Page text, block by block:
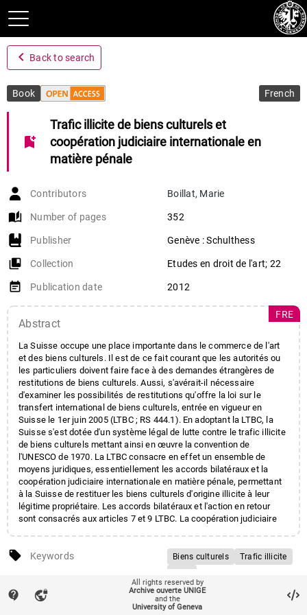
navigate_before Back to search
Book French
bookmark_add
Trafic illicite de biens culturels et
coopération judiciaire internationale en
matière pénale
Contributors Boillat, Marie
auto_stories Number of pages 352
Publisher Genève : Schulthess
collections_bookmark Collection Etudes en droit de l'art; 22
event_note Publication date 2012
Abstract
La Suisse occupe une place importante dans le commerce de l'art
et des biens culturels. Il est de ce fait courant que les autorités ou
les particuliers doivent faire face à des demandes étrangères de
restitutions de biens culturels. Aussi, s'avérait-il nécessaire
d'examiner les possibilités de restitutions qu'offre la loi sur le
transfert international de biens culturels, entrée en vigueur en
Suisse le 1er juin 2005 (LTBC ; RS 444.1). En adoptant la LTBC, la
Suisse s'est dotée d'un système légal de lutte contre le trafic illicite
de biens culturels mettant ainsi en œuvre la convention de
l'UNESCO de 1970. La LTBC consacre en effet un ensemble de
moyens juridiques, essentiellement les accords bilatéraux et la
coopération judiciaire internationale en matière pénale, permettant
à la Suisse de restituer les biens culturels d'origine illicite à leur
légitime propriétaire. Les accords bilatéraux et l'action en retour
sont consacrés aux articles 7 et 9 LTBC. La coopération judiciaire
le trafic illicite de biens culturels grâce à la création d'infractions
pénales portant spécifiquement sur les biens culturels. L'objectif
général de cette étude est donc d'une part, d'analyser dans quelle
mesure les moyens mis en place par la LTBC sont propres à lutter
contre le trafic illicite de biens culturels et, d'autre part, de
FRE
local_offer Keywords Biens culturels
Trafic illicite
Coopération judiciaire
internationale en matière
Edition commerciale de la
thèse de l'Université de
Genève D. 836, également
contact_support vpn_lock
All rights reserved by
Archive ouverte UNIGE
and the
University of Geneva